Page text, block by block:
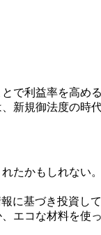
で利益率を高める
新規御法度の時代
たかもしれない
に基づき投資し
エコな材料を使